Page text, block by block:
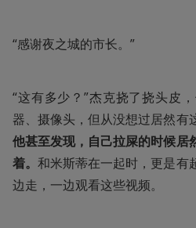
“感谢夜之城的市长。”
“这有多少？”杰克挠了挠头皮
器、摄像头，但从没想过居然有
他甚至发现，自己拉屎的时候居
着。和米斯蒂在一起时，更是有
边走，一边观看这些视频。